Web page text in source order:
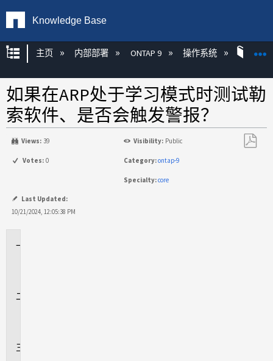
Knowledge Base
扩展/隐缩全局层次
主页 内部部署 ONTAP 9 操作系统
如果在ARP处于学习模式时测试勒
索软件、是否会触发警报？
Views: 39 Visibility: Public
Votes: 0 Category:ontap-9
Specialty:core
Last Updated:
10/21/2024, 12:05:38 PM